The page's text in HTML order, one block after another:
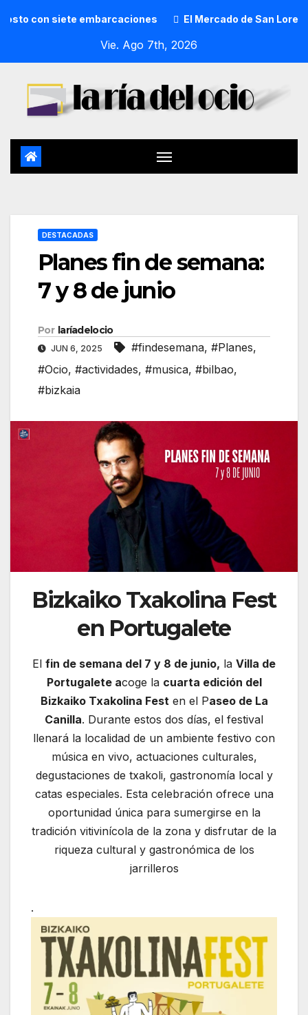
embarcaciones El Mercado de San Lorenzo de
Vie. Ago 7th, 2026
DESTACADAS
Planes fin de semana:
7 y 8 de junio
Por laríadelocio
JUN 6, 2025 #findesemana, #Planes,
#Ocio, #actividades, #musica, #bilbao,
#bizkaia
Bizkaiko Txakolina Fest
en Portugalete
El fin de semana del 7 y 8 de junio, la Villa de
Portugalete acoge la cuarta edición del
Bizkaiko Txakolina Festen el Paseo de La
Canilla. Durante estos dos días, el festival
llenará la localidad de un ambiente festivo con
música en vivo, actuaciones culturales,
degustaciones de txakoli, gastronomía local y
catas especiales. Esta celebración ofrece una
oportunidad única para sumergirse en la
tradición vitivinícola de la zona y disfrutar de la
riqueza cultural y gastronómica de los
jarrilleros
.